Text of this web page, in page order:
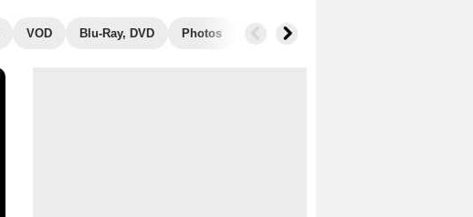
VOD Blu-Ray, DVD Photos Secrets de tournage